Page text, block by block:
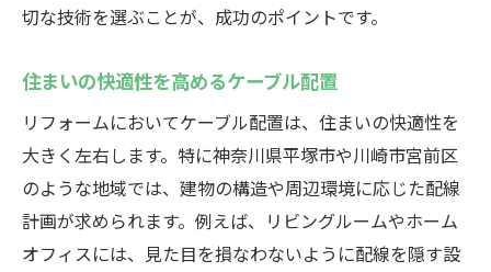
切な技術を選ぶことが、成功のポイントです。
住まいの快適性を高めるケーブル配置
リフォームにおいてケーブル配置は、住まいの快適性を
大きく左右します。特に神奈川県平塚市や川崎市宮前区
のような地域では、建物の構造や周辺環境に応じた配線
計画が求められます。例えば、リビングルームやホーム
オフィスには、見た目を損なわないように配線を隠す設